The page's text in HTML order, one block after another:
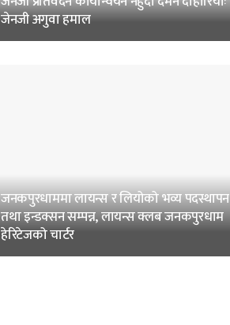
जेनजी अगुवा हमाल
जनकपुरधाममा लायन्स र लियोको भव्य पदस्थापन
तथा इन्डक्सन सम्पन्न, लायन्स क्लब जनकपुरधाम
हेरिटेजको चार्टर